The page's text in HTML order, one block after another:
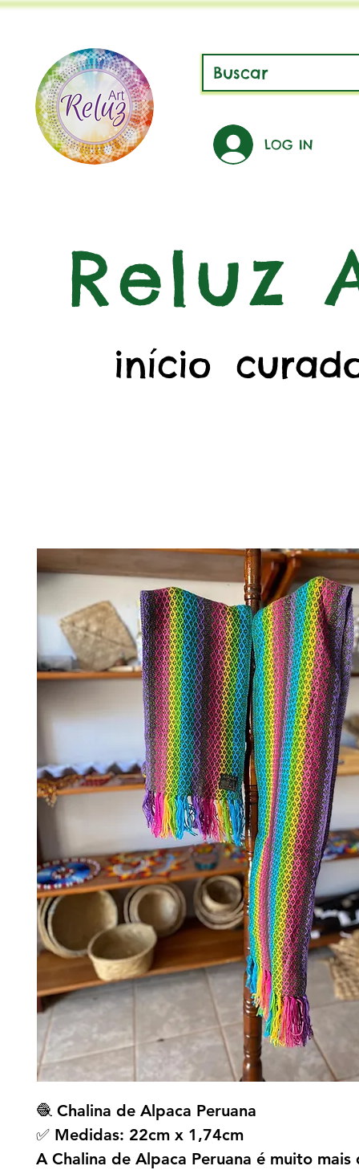
LOG IN
Reluz
início
🧶 Chalina de Alpaca Peruana
✅ Medidas: 22cm x 1,74cm
A Chalina de Alpaca Peruana é muito mais